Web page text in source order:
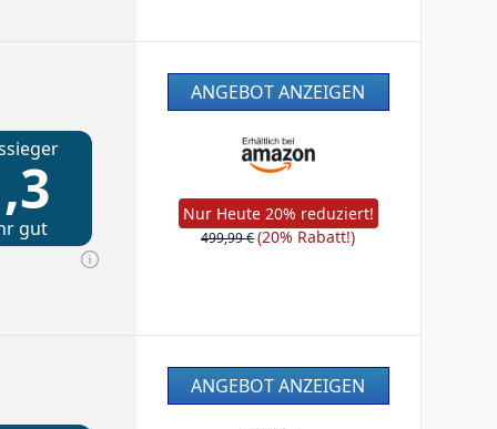
gut
ANGEBOT ANZEIGEN
Nur Heute 20% reduziert!
499,99 €(20% Rabatt!)
ANGEBOT ANZEIGEN